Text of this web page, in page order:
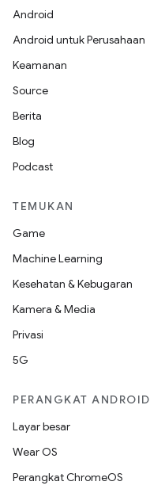
Android
Android untuk Perusahaan
Keamanan
Source
Berita
Blog
Podcast
TEMUKAN
Game
Machine Learning
Kesehatan & Kebugaran
Kamera & Media
Privasi
5G
PERANGKAT ANDROID
Layar besar
Wear OS
Perangkat ChromeOS